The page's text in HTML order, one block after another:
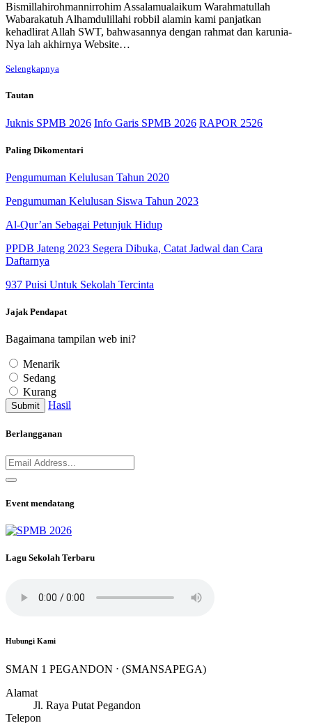
Bismillahirohmannirrohim Assalamualaikum Warahmatullah
Wabarakatuh Alhamdulillahi robbil alamin kami panjatkan
kehadlirat Allah SWT, bahwasannya dengan rahmat dan karunia-
Nya lah akhirnya Website…
Selengkapnya
Tautan
Juknis SPMB 2026 Info Garis SPMB 2026 RAPOR 2526
Paling Dikomentari
Pengumuman Kelulusan Tahun 2020
Pengumuman Kelulusan Siswa Tahun 2023
Al-Qur’an Sebagai Petunjuk Hidup
PPDB Jateng 2023 Segera Dibuka, Catat Jadwal dan Cara
Daftarnya
937 Puisi Untuk Sekolah Tercinta
Jajak Pendapat
Bagaimana tampilan web ini?
Menarik
Sedang
Kurang
Submit Hasil
Berlangganan
Event mendatang
Lagu Sekolah Terbaru
Hubungi Kami
SMAN 1 PEGANDON ⋅ (SMANSAPEGA)
Alamat
Jl. Raya Putat Pegandon
Telepon